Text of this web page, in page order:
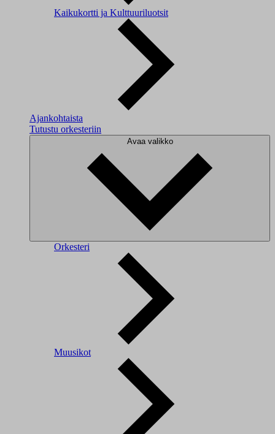
Kaikukortti ja Kulttuuriluotsit
Ajankohtaista
Tutustu orkesteriin
Avaa valikko
Orkesteri
Muusikot